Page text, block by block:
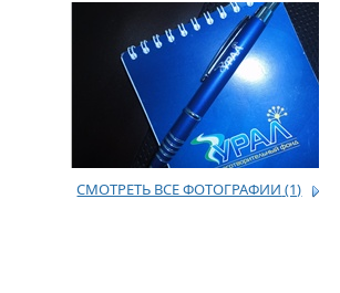
СМОТРЕТЬ ВСЕ ФОТОГРАФИИ (1)